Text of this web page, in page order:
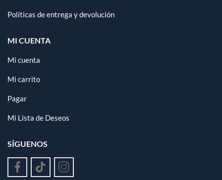
Políticas de entrega y devolución
MI CUENTA
Mi cuenta
Mi carrito
Pagar
Mi Lista de Deseos
SÍGUENOS